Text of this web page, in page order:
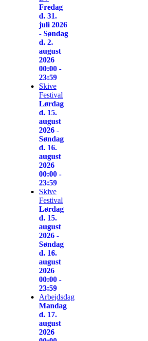
Fredag
d. 31.
juli 2026
- Søndag
d. 2.
august
2026
00:00 -
23:59
Skive
Festival
Lørdag
d. 15.
august
2026 -
Søndag
d. 16.
august
2026
00:00 -
23:59
Skive
Festival
Lørdag
d. 15.
august
2026 -
Søndag
d. 16.
august
2026
00:00 -
23:59
Arbejdsdag
Mandag
d. 17.
august
2026